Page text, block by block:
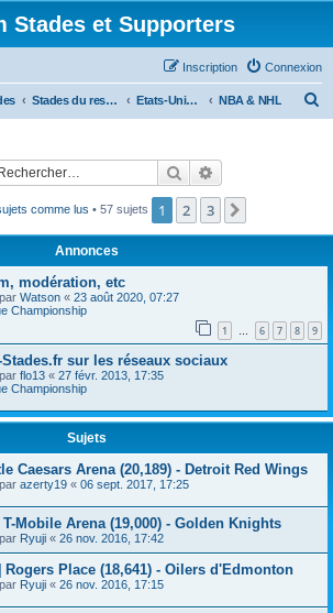
Stades et Supporters
Connexion
Inscription
Stades du reste du Monde Etats-Unis et Canada NBA & NHL
r
Rechercher
comme lus • 57 sujets 1 2 3
Annonces
modération, etc
Watson « 23 août 2020, 07:27
Championship
1 … 6 7 8 9
sur les réseaux sociaux
flo13 « 27 févr. 2013, 17:35
Championship
Sujets
Caesars Arena (20,189) - Detroit Red Wings
azerty19 « 06 sept. 2017, 17:25
Mobile Arena (19,000) - Golden Knights
Ryuji « 26 nov. 2016, 17:42
Place (18,641) - Oilers d'Edmonton
Ryuji « 26 nov. 2016, 17:15